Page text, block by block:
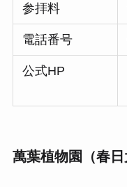
参拝料
電話番号
公式HP
萬葉植物園（春日